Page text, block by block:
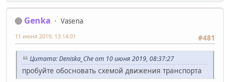
Genka
Vasena
#481
11 июня 2019, 13:14:01
Цитата: Deniska_Che от 10 июня 2019, 08:37:27
пробуйте обосновать схемой движения транспорта